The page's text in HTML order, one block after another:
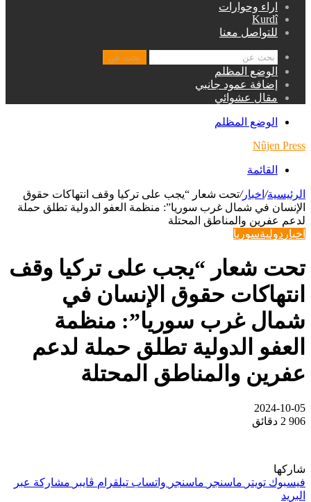
اراء وحوارات
Kurdî
للتواصل معنا
بحث عن
الوضع المظلم
إضافة عمود جانبي
مقال عشوائي
الوضع المظلم
Nûjen Press
القائمة
الرئيسية/ اخبار/تحت شعار “يجب على تركيا وقف انتهاكات حقوق
الإنسان في شمال غرب سوريا”: منظمة العفو الدولية تطلق حملة
لدعم عفرين والمناطق المحتلة
اخبار دوليةسوريا
تحت شعار “يجب على تركيا وقف
انتهاكات حقوق الإنسان في
شمال غرب سوريا”: منظمة
العفو الدولية تطلق حملة لدعم
عفرين والمناطق المحتلة
2024-10-05
906 2 دقائق
شاركها
فيسبوك تويتر ماسنجر ماسنجر واتساب تيلقرام ڤايبر مشاركة عبر
البريد